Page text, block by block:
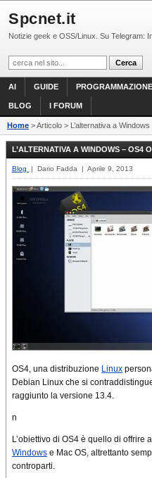
Spcnet.it
Notizie geek e OSS/Linux. Su Telegram:
AI GUIDE PROGRAMMAZIONE
BLOG I FORUM
Home > Articolo > L’alternativa a
L’ALTERNATIVA A WINDOWS – OS4
Blog | Dario Fadda | Aprile 9, 2013
OS4, una distribuzione Linux
Debian Linux che si
raggiunto la versione 13.4.
n
L’obiettivo di OS4 è quello di offrire
Windows e Mac OS, altrettanto
controparti.